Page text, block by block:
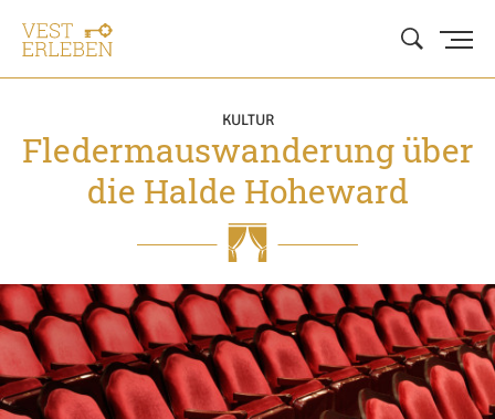
KULTUR
Fledermauswanderung über
die Halde Hoheward